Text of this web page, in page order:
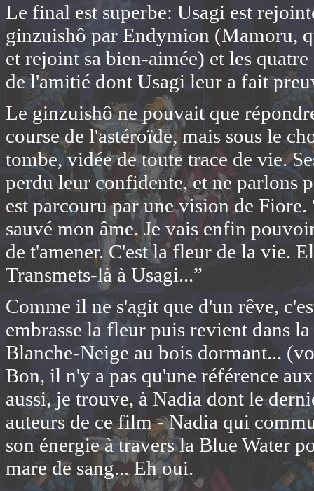
Le final est superbe: Usagi est
ginzuishô par Endymion (Mamoru,
et rejoint sa bien-aimée) et les
de l'amitié dont Usagi leur a fait
Le ginzuishô ne pouvait que
course de l'astéroïde, mais sous le
tombe, vidée de toute trace de vie.
perdu leur confidente, et ne parlons
est parcouru par une vision de
sauvé mon âme. Je vais enfin
de t'amener. C'est la fleur de la vie.
Transmets-là à Usagi...”
Comme il ne s'agit que d'un rêve,
embrasse la fleur puis revient dans
Blanche-Neige au bois dormant...
Bon, il n'y a pas qu'une référence
aussi, je trouve, à Nadia dont le
auteurs de ce film - Nadia qui
son énergie à travers la Blue Water
mare de sang... Eh oui.